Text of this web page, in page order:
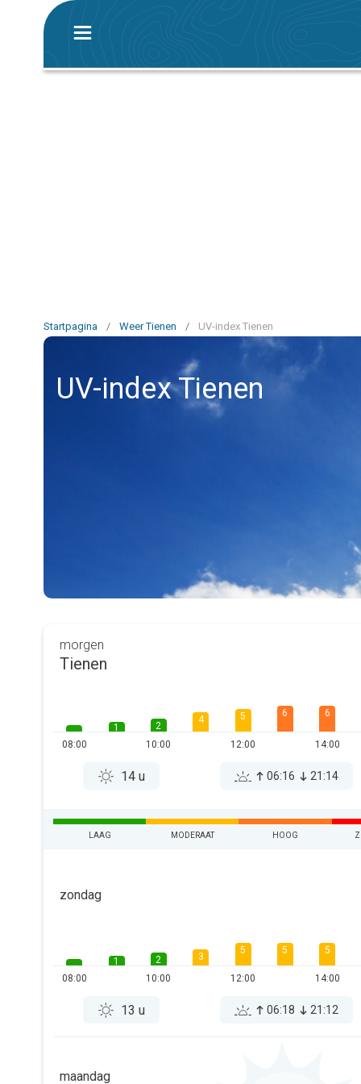
Startpagina / Weer Tienen / UV-index Tienen
UV-index Tienen
morgen
Tienen
08:00
1
2
10:00
4 5
12:00
6 6
14:00
14 u 06:16 21:14
LAAG MODERAAT HOOG
zondag
08:00
1
2
10:00
3
5
12:00
5 5
14:00
13 u 06:18 21:12
maandag